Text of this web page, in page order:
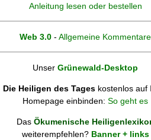
Anleitung lesen oder bestellen
Web 3.0 - Allgemeine Kommentare
Unser Grünewald-Desktop
Die Heiligen des Tages kostenlos auf
Homepage einbinden: So geht es
Das Ökumenische
weiterempfehlen? Banner + links